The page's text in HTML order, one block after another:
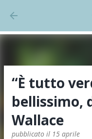
Passa
“È tutto
bellissimo,
Wallace
pubblicato il 15 aprile